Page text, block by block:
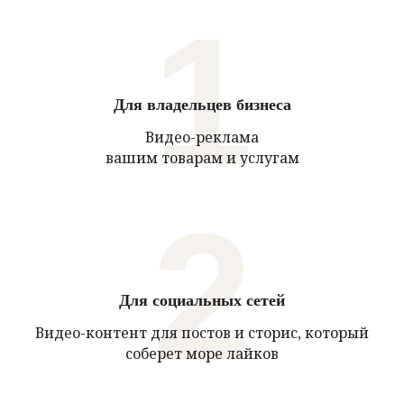
Для владельцев бизнеса
Видео-реклама
вашим товарам и услугам
1
Для социальных сетей
Видео-контент для постов и сторис, который
соберет море лайков
2